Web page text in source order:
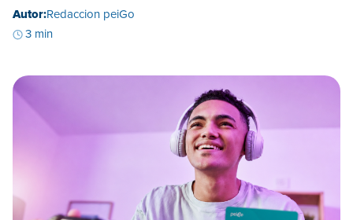
Autor:Redaccion peiGo
3 min